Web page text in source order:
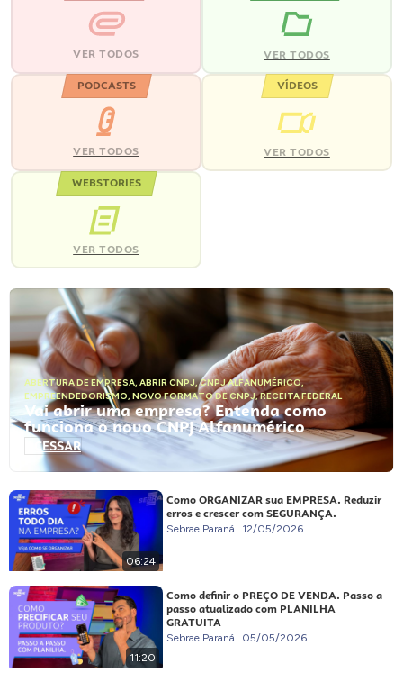
VER TODOS VER TODOS
PODCASTS
VER TODOS
VÍDEOS
VER TODOS
WEBSTORIES
VER TODOS
ABERTURA DE EMPRESA, ABRIR CNPJ,CNPJ ALFANUMÉRICO,
EMPREENDEDORISMO, NOVO FORMATO DE CNPJ,RECEITA FEDERAL
Vai abrir uma empresa? Entenda como
funciona o novo CNPJ Alfanumérico
ACESSAR
06:24
Como ORGANIZAR sua EMPRESA. Reduzir
erros e crescer com SEGURANÇA.
Sebrae Paraná 12/05/2026
11:20
Como definir o PREÇO DE VENDA. Passo a
passo atualizado com PLANILHA
GRATUITA
Sebrae Paraná 05/05/2026